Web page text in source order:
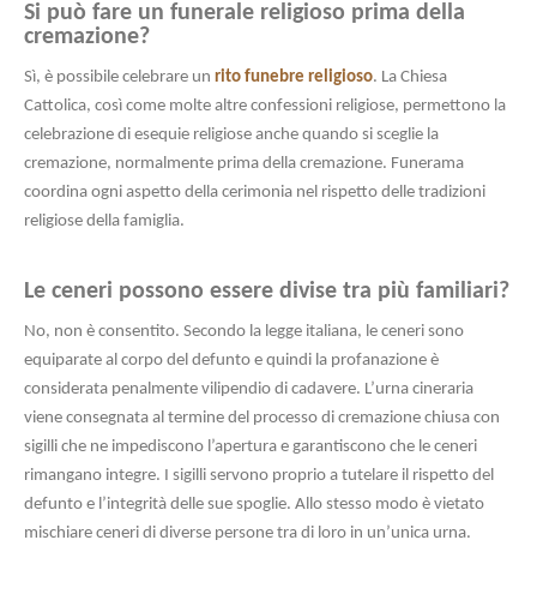
Si può fare un funerale religioso prima della
cremazione?
Sì, è possibile celebrare un rito funebre religioso. La Chiesa
Cattolica, così come molte altre confessioni religiose, permettono la
celebrazione di esequie religiose anche quando si sceglie la
cremazione, normalmente prima della cremazione. Funerama
coordina ogni aspetto della cerimonia nel rispetto delle tradizioni
religiose della famiglia.
Le ceneri possono essere divise tra più familiari?
No, non è consentito. Secondo la legge italiana, le ceneri sono
equiparate al corpo del defunto e quindi la profanazione è
considerata penalmente vilipendio di cadavere. L’urna cineraria
viene consegnata al termine del processo di cremazione chiusa con
sigilli che ne impediscono l’apertura e garantiscono che le ceneri
rimangano integre. I sigilli servono proprio a tutelare il rispetto del
defunto e l’integrità delle sue spoglie. Allo stesso modo è vietato
mischiare ceneri di diverse persone tra di loro in un’unica urna.